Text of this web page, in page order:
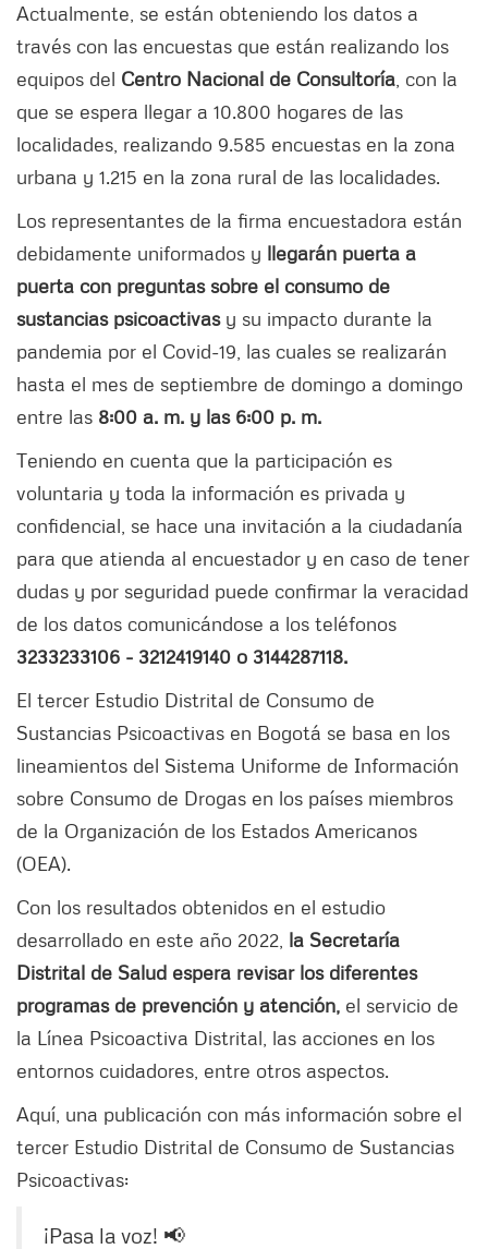
Actualmente, se están obteniendo los datos a
través con las encuestas que están realizando los
equipos del Centro Nacional de Consultoría , con la
que se espera llegar a 10.800 hogares de las
localidades, realizando 9.585 encuestas en la zona
urbana y 1.215 en la zona rural de las localidades.
Los representantes de la firma encuestadora están
debidamente uniformados y llegarán puerta a
puerta con preguntas sobre el consumo de
sustancias psicoactivasy su impacto durante la
pandemia por el Covid-19, las cuales se realizarán
hasta el mes de septiembre de domingo a domingo
entre las 8:00 a. m. y las 6:00 p. m.
Teniendo en cuenta que la participación es
voluntaria y toda la información es privada y
confidencial, se hace una invitación a la ciudadanía
para que atienda al encuestador y en caso de tener
dudas y por seguridad puede confirmar la veracidad
de los datos comunicándose a los teléfonos
3233233106 - 3212419140 o 3144287118.
El tercer Estudio Distrital de Consumo de
Sustancias Psicoactivas en Bogotá se basa en los
lineamientos del Sistema Uniforme de Información
sobre Consumo de Drogas en los países miembros
de la Organización de los Estados Americanos
(OEA).
Con los resultados obtenidos en el estudio
desarrollado en este año 2022, la Secretaría
Distrital de Salud espera revisar los diferentes
programas de prevención y atención, el servicio de
la Línea Psicoactiva Distrital, las acciones en los
entornos cuidadores, entre otros aspectos.
Aquí, una publicación con más información sobre el
tercer Estudio Distrital de Consumo de Sustancias
Psicoactivas:
¡Pasa la voz! 📢